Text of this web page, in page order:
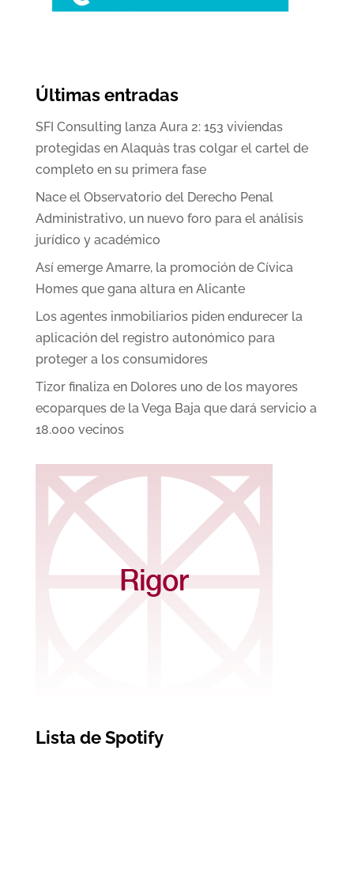
Últimas entradas
SFI Consulting lanza Aura 2: 153 viviendas
protegidas en Alaquàs tras colgar el cartel de
completo en su primera fase
Nace el Observatorio del Derecho Penal
Administrativo, un nuevo foro para el análisis
jurídico y académico
Así emerge Amarre, la promoción de Cívica
Homes que gana altura en Alicante
Los agentes inmobiliarios piden endurecer la
aplicación del registro autonómico para
proteger a los consumidores
Tizor finaliza en Dolores uno de los mayores
ecoparques de la Vega Baja que dará servicio a
18.000 vecinos
Lista de Spotify